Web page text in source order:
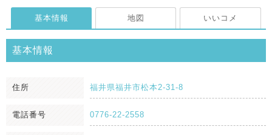
基本情報 地図 いいコメ
基本情報
住所 福井県福井市松本2-31-8
電話番号 0776-22-2558